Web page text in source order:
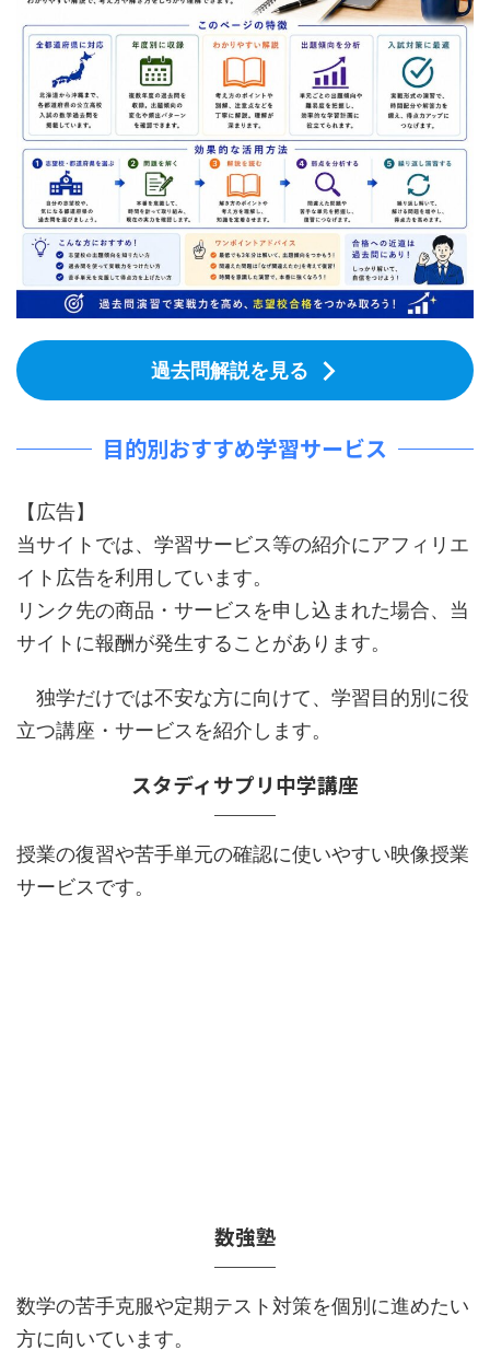
過去問解説を見る
目的別おすすめ学習サービス
【広告】
当サイトでは、学習サービス等の紹介にアフィリエ
イト広告を利用しています。
リンク先の商品・サービスを申し込まれた場合、当
サイトに報酬が発生することがあります。
独学だけでは不安な方に向けて、学習目的別に役
立つ講座・サービスを紹介します。
スタディサプリ中学講座
授業の復習や苦手単元の確認に使いやすい映像授業
サービスです。
数強塾
数学の苦手克服や定期テスト対策を個別に進めたい
方に向いています。